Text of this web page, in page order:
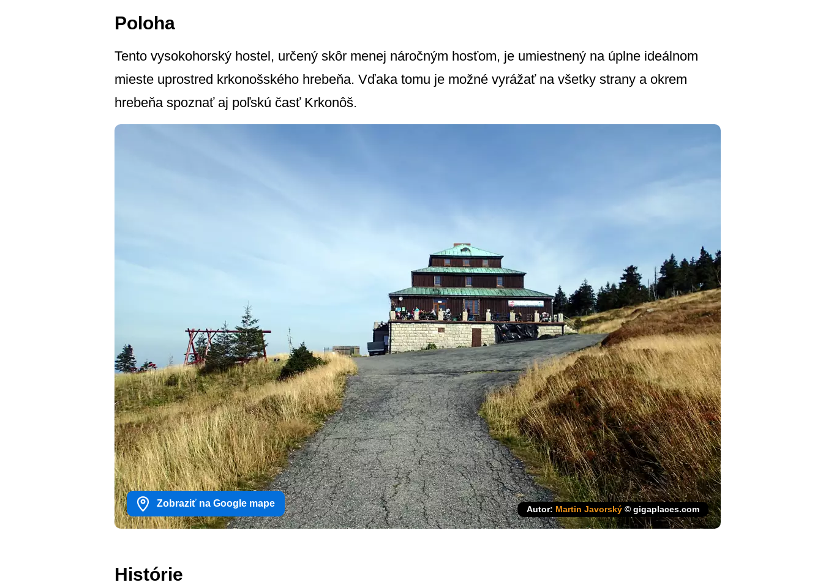
Poloha
Tento vysokohorský hostel, určený skôr menej náročným hosťom, je umiestnený na úplne ideálnom
mieste uprostred krkonošského hrebeňa. Vďaka tomu je možné vyrážať na všetky strany a okrem
hrebeňa spoznať aj poľskú časť Krkonôš.
Zobraziť na Google mape
Autor: Martin Javorský © gigaplaces.com
Histórie